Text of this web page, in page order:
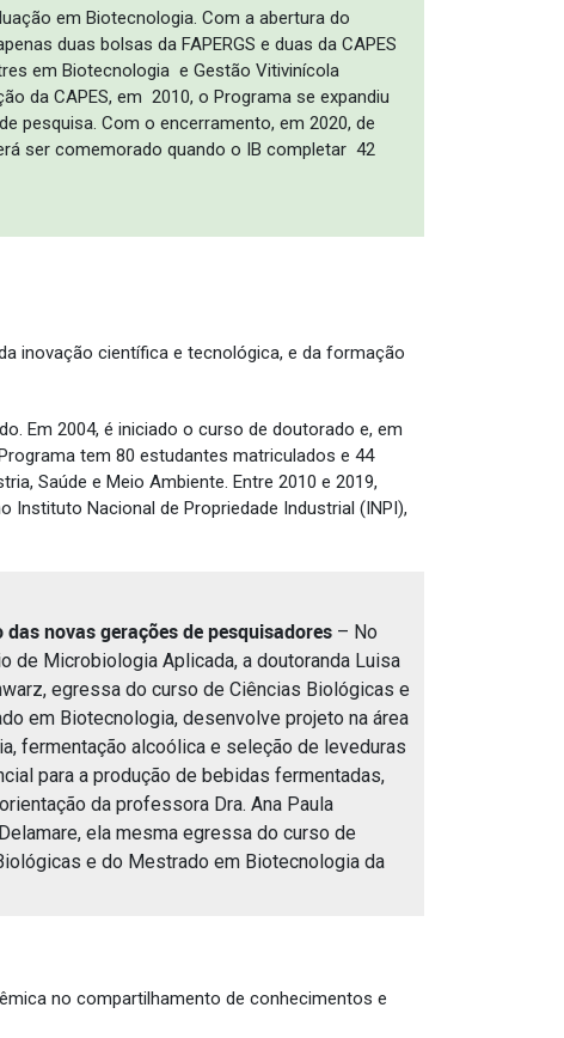
em Biotecnologia. Com a abertura do
duas bolsas da FAPERGS e duas da CAPES
em Biotecnologia e Gestão Vitivinícola
da CAPES, em 2010, o Programa se expandiu
pesquisa. Com o encerramento, em 2020, de
ser comemorado quando o IB completar 42
inovação científica e tecnológica, e da formação
Em 2004, é iniciado o curso de doutorado e, em
tem 80 estudantes matriculados e 44
Saúde e Meio Ambiente. Entre 2010 e 2019,
Nacional de Propriedade Industrial (INPI),
das novas gerações de pesquisadores – No
de Microbiologia Aplicada, a doutoranda Luisa
egressa do curso de Ciências Biológicas e
em Biotecnologia, desenvolve projeto na área
fermentação alcoólica e seleção de leveduras
para a produção de bebidas fermentadas,
da professora Dra. Ana Paula
ela mesma egressa do curso de
e do Mestrado em Biotecnologia da
no compartilhamento de conhecimentos e